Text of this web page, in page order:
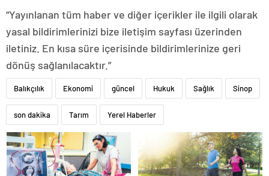
“Yayınlanan tüm haber ve diğer içerikler ile ilgili olarak
yasal bildirimlerinizi bize iletişim sayfası üzerinden
iletiniz. En kısa süre içerisinde bildirimlerinize geri
dönüş sağlanılacaktır.”
Balıkçılık Ekonomi güncel Hukuk Sağlık Sinop
son dakika Tarım Yerel Haberler